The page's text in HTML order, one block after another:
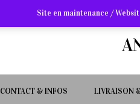
CONTACT & INFOS LIVRAISON
Site en maintenance /